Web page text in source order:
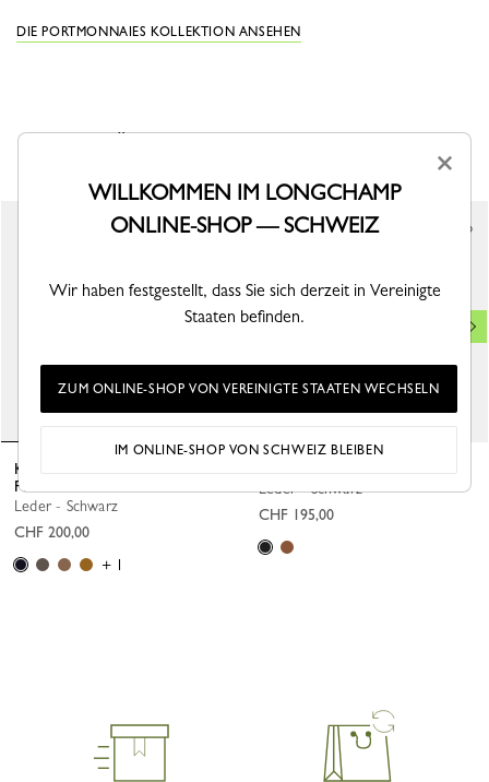
DIE PORTMONNAIES KOLLEKTION ANSEHEN
Kompakte dreifach-Geldbörse Le
Foulonné
Leder - Schwarz
CHF 200,00
+ 1
Leder - Schwarz
CHF 195,00
Bestseller
×
WILLKOMMEN IM LONGCHAMP
ONLINE-SHOP — SCHWEIZ
Wir haben festgestellt, dass Sie sich derzeit in Vereinigte
Staaten befinden.
ZUM ONLINE-SHOP VON VEREINIGTE STAATEN WECHSELN
IM ONLINE-SHOP VON SCHWEIZ BLEIBEN